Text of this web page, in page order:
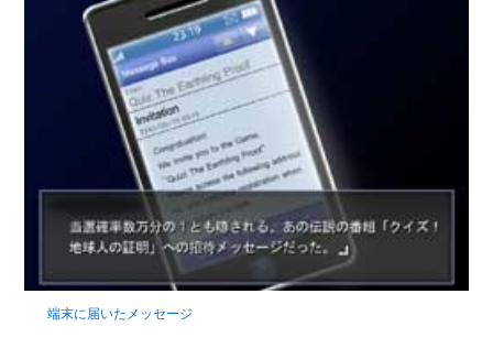
端末に届いたメッセージ